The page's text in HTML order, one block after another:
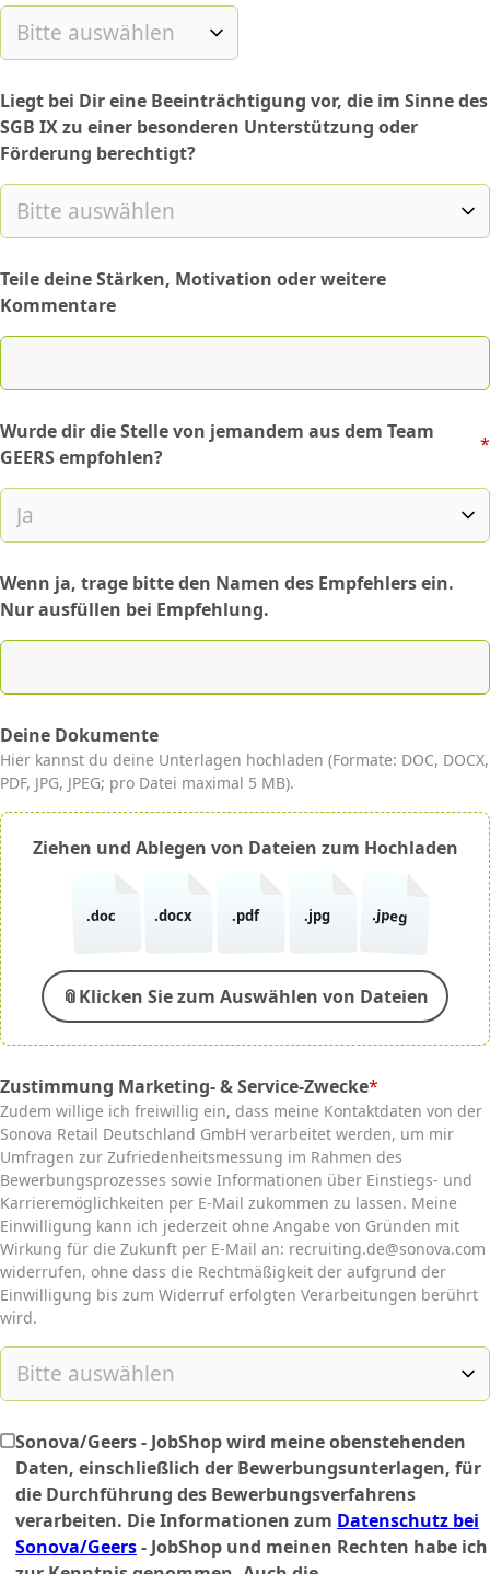
Liegt bei Dir eine Beeinträchtigung vor, die im Sinne des
SGB IX zu einer besonderen Unterstützung oder
Förderung berechtigt?
Teile deine Stärken, Motivation oder weitere
Kommentare
Wurde dir die Stelle von jemandem aus dem Team
GEERS empfohlen?
*
(required)
Wenn ja, trage bitte den Namen des Empfehlers ein.
Nur ausfüllen bei Empfehlung.
Deine Dokumente
Hier kannst du deine Unterlagen hochladen (Formate: DOC, DOCX,
PDF, JPG, JPEG; pro Datei maximal 5 MB).
Ziehen und Ablegen von Dateien zum Hochladen
.doc .docx .pdf .jpg .jpeg
📎Klicken Sie zum Auswählen von Dateien
Zustimmung Marketing- & Service-Zwecke*
(required)
Zudem willige ich freiwillig ein, dass meine Kontaktdaten von der
Sonova Retail Deutschland GmbH verarbeitet werden, um mir
Umfragen zur Zufriedenheitsmessung im Rahmen des
Bewerbungsprozesses sowie Informationen über Einstiegs- und
Karrieremöglichkeiten per E-Mail zukommen zu lassen. Meine
Einwilligung kann ich jederzeit ohne Angabe von Gründen mit
Wirkung für die Zukunft per E-Mail an: recruiting.de@sonova.com
widerrufen, ohne dass die Rechtmäßigkeit der aufgrund der
Einwilligung bis zum Widerruf erfolgten Verarbeitungen berührt
wird.
Sonova/Geers - JobShop wird meine obenstehenden
Daten, einschließlich der Bewerbungsunterlagen, für
die Durchführung des Bewerbungsverfahrens
verarbeiten. Die Informationen zum Datenschutz bei
Sonova/Geers- JobShop und meinen Rechten habe ich